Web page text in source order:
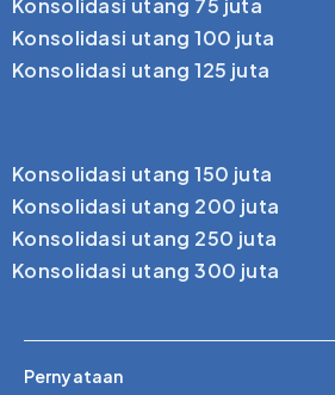
Konsolidasi utang 75 juta
Konsolidasi utang 100 juta
Konsolidasi utang 125 juta
Konsolidasi utang 150 juta
Konsolidasi utang 200 juta
Konsolidasi utang 250 juta
Konsolidasi utang 300 juta
Pernyataan